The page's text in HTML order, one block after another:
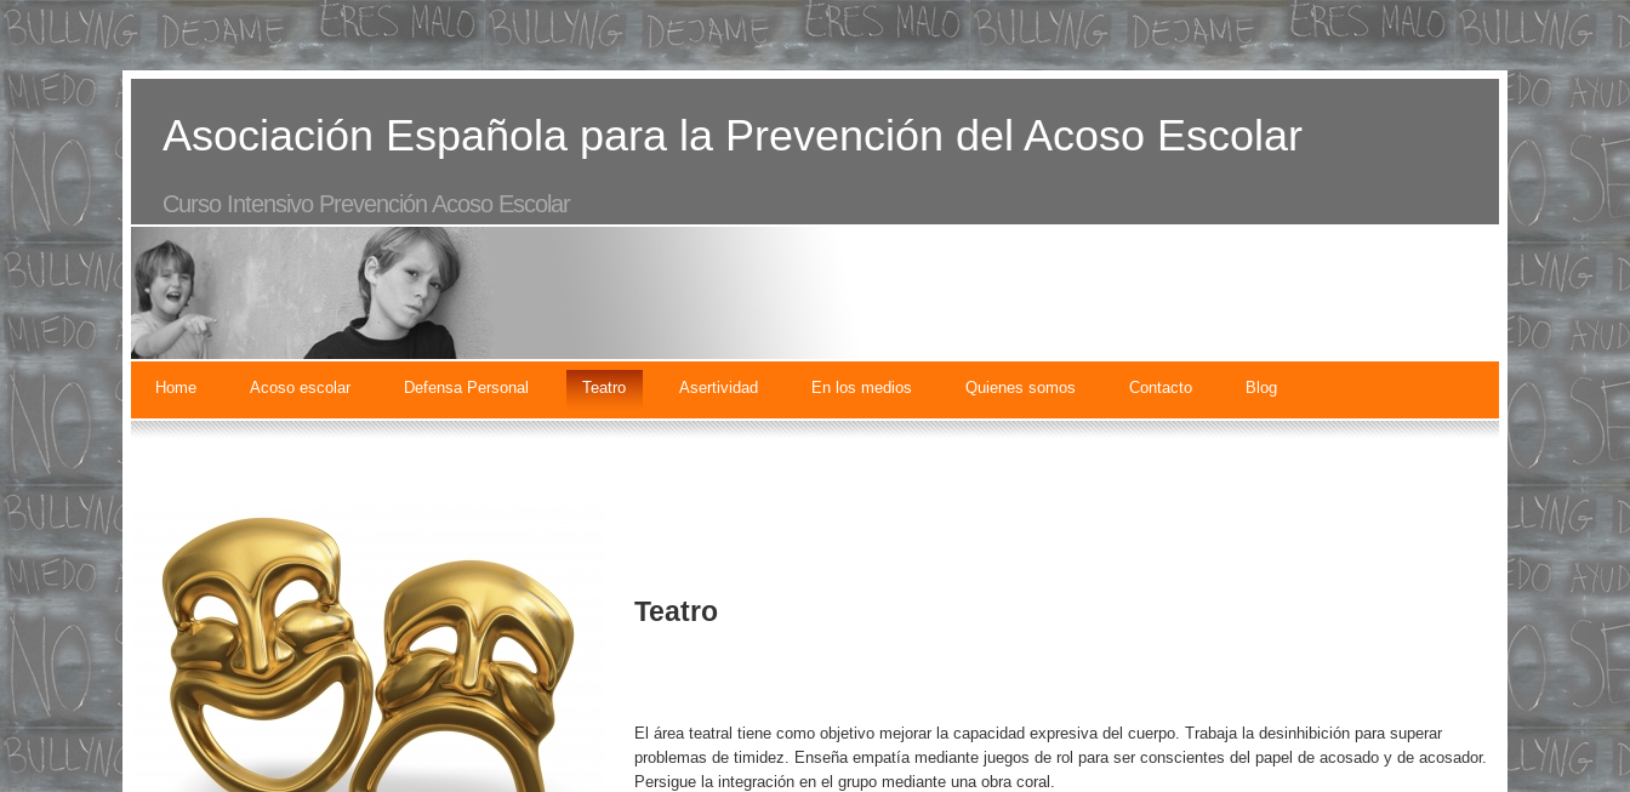
Asociación Española para la Prevención del Acoso Escolar
Curso Intensivo Prevención Acoso Escolar
Home Acoso escolar Defensa Personal Teatro Asertividad En los medios Quienes somos Contacto Blog
Teatro
El área teatral tiene como objetivo mejorar la capacidad expresiva del cuerpo. Trabaja la desinhibición para superar
problemas de timidez. Enseña empatía mediante juegos de rol para ser conscientes del papel de acosado y de acosador.
Persigue la integración en el grupo mediante una obra coral.